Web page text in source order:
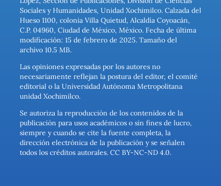
Sociales y Humanidades, Unidad Xochimilco. Calzada del
Hueso 1100, colonia Villa Quietud, Alcaldía Coyoacán,
C.P. 04960, Ciudad de México, México. Fecha de última
modificación: 15 de febrero de 2025. Tamaño del
archivo 10.5 MB.
Las opiniones expresadas por los autores no
necesariamente reflejan la postura del editor, el comité
editorial o la Universidad Autónoma Metropolitana
unidad Xochimilco.
Se autoriza la reproducción de los contenidos de la
publicación para usos académicos o sin fines de lucro,
siempre y cuando se cite la fuente completa, la
dirección electrónica de la publicación y se señalen
todos los créditos autorales. CC BY-NC-ND 4.0.